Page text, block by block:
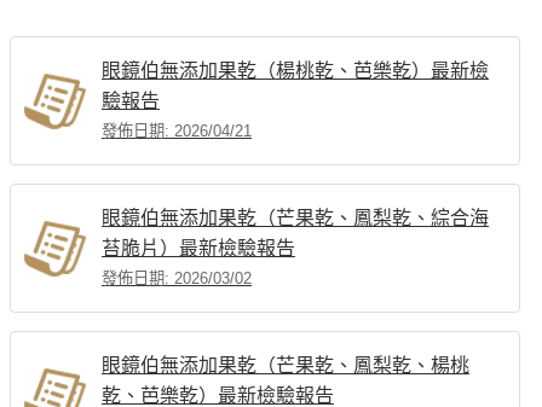
眼鏡伯無添加果乾（楊桃乾、芭樂乾）最新檢
驗報告
發佈日期: 2026/04/21
眼鏡伯無添加果乾（芒果乾、鳳梨乾、綜合海
苔脆片）最新檢驗報告
發佈日期: 2026/03/02
眼鏡伯無添加果乾（芒果乾、鳳梨乾、楊桃
乾、芭樂乾）最新檢驗報告